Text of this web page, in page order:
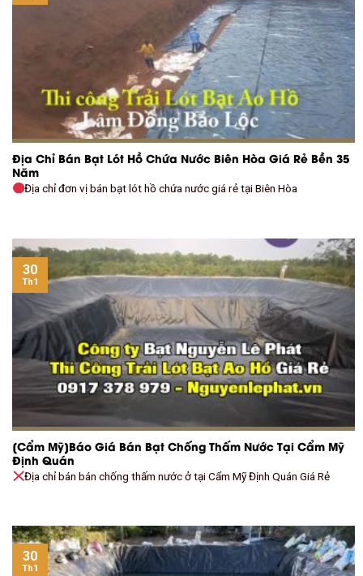
Địa Chỉ Bán Bạt Lót Hồ Chứa Nước Biên Hòa Giá Rẻ Bền 35
Năm
Địa chỉ đơn vị bán bạt lót hồ chứa nước giá rẻ tại Biên Hòa
[Cẩm Mỹ]Báo Giá Bán Bạt Chống Thấm Nước Tại Cẩm Mỹ
Định Quán
Địa chỉ bán bán chống thấm nước ở tại Cẩm Mỹ Định Quán Giá Rẻ
30
Th1
30
Th1